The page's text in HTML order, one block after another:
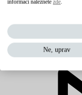
informací naleznete zde.
Ne, uprav